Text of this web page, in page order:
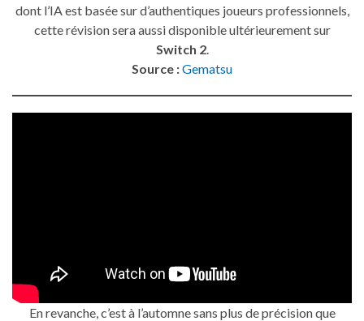
dont l’IA est basée sur d’authentiques joueurs professionnels,
cette révision sera aussi disponible ultérieurement sur
Switch 2.
Source :Gematsu
En revanche, c’est à l’automne sans plus de précision que